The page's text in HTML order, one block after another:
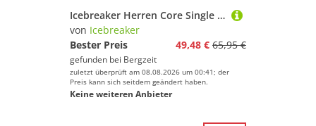
Icebreaker Herren Core Single Line Camp T-Shirt
von Icebreaker
Bester Preis
49,48 € 65,95 €
gefunden bei Bergzeit
zuletzt überprüft am 08.08.2026 um 00:41; der
Preis kann sich seitdem geändert haben.
Keine weiteren Anbieter